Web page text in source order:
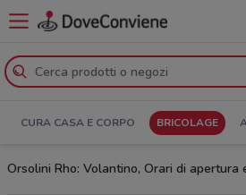
CURA CASA E CORPO BRICOLAGE
Orsolini Rho: Volantino, Orari di apertura